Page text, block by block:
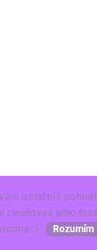
umožnili
zlepšovali jeho
Rozumím